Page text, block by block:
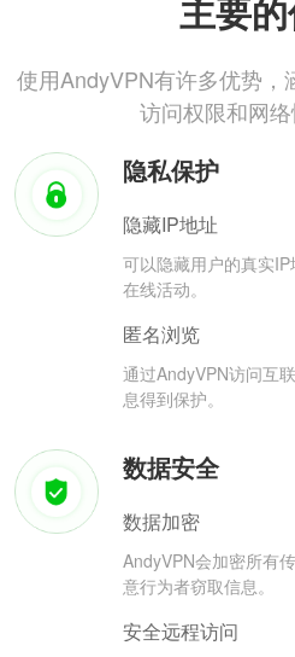
主要
使用AndyVPN有许多优势，
访问权限和网
隐私保护
隐藏IP地址
可以隐藏用户的真实
在线活动。
匿名浏览
通过AndyVPN访问互
息得到保护。
数据安全
数据加密
AndyVPN会加密所有
意行为者窃取信息。
安全远程访问